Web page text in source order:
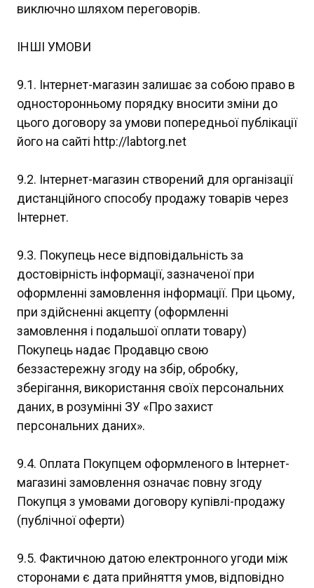
виключно шляхом переговорів.
ІНШІ УМОВИ
9.1. Інтернет-магазин залишає за собою право в
односторонньому порядку вносити зміни до
цього договору за умови попередньої публікації
його на сайті http://labtorg.net
9.2. Інтернет-магазин створений для організації
дистанційного способу продажу товарів через
Інтернет.
9.3. Покупець несе відповідальність за
достовірність інформації, зазначеної при
оформленні замовлення інформації. При цьому,
при здійсненні акцепту (оформленні
замовлення і подальшої оплати товару)
Покупець надає Продавцю свою
беззастережну згоду на збір, обробку,
зберігання, використання своїх персональних
даних, в розумінні ЗУ «Про захист
персональних даних».
9.4. Оплата Покупцем оформленого в Інтернет-
магазині замовлення означає повну згоду
Покупця з умовами договору купівлі-продажу
(публічної оферти)
9.5. Фактичною датою електронного угоди між
сторонами є дата прийняття умов, відповідно